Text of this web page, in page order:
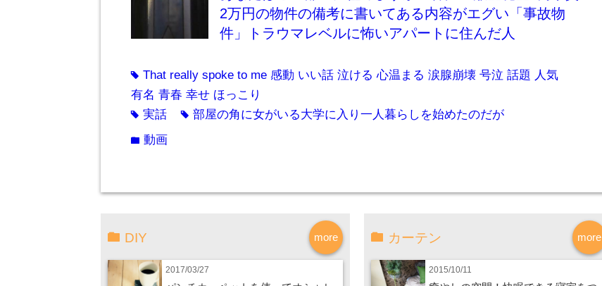
2万円の物件の備考に書いてある内容がエグい「事故物
件」トラウマレベルに怖いアパートに住んだ人
tag That really spoke to me 感動 いい話 泣ける 心温まる 涙腺崩壊 号泣 話題 人気
有名 青春 幸せ ほっこり
tag 実話 tag 部屋の角に女がいる大学に入り一人暮らしを始めたのだが
folder 動画
more
DIY
2017/03/27
more
カーテン
2015/10/11